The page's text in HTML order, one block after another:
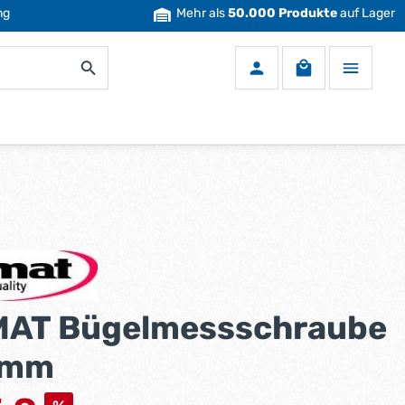
Mehr als50.000 Produkteauf Lager
Warenkorb
Bügelmessschraube